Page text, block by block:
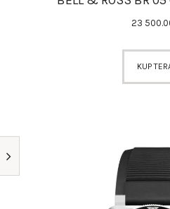
23 500.
KUP